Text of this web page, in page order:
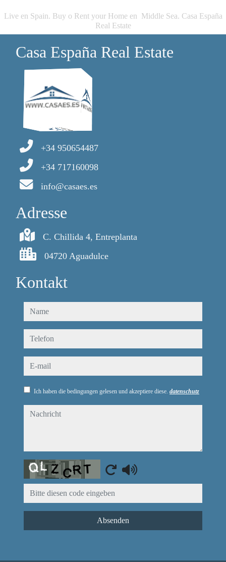
Live en Spain. Buy o Rent your Home en Middle Sea. Casa España
Real Estate
Casa España Real Estate
+34 950654487
+34 717160098
info@casaes.es
Adresse
C. Chillida 4, Entreplanta
04720 Aguadulce
Kontakt
name
telefon
e-mail
Ich haben die bedingungen gelesen und akzeptiere diese. datenschutz
nachricht
Captcha
Absenden